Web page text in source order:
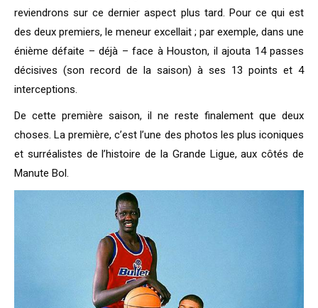
reviendrons sur ce dernier aspect plus tard. Pour ce qui est
des deux premiers, le meneur excellait ; par exemple, dans une
énième défaite – déjà – face à Houston, il ajouta 14 passes
décisives (son record de la saison) à ses 13 points et 4
interceptions.
De cette première saison, il ne reste finalement que deux
choses. La première, c’est l’une des photos les plus iconiques
et surréalistes de l’histoire de la Grande Ligue, aux côtés de
Manute Bol.